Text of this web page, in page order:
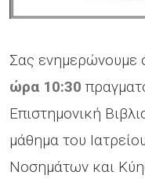
Σας ενημερώνουμε
ώρα 10:30
Επιστημονική
μάθημα του
Νοσημάτων και